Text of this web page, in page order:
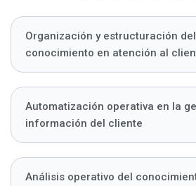
Organización y estructuración del
conocimiento en atención al
Automatización operativa en la
información del cliente
Análisis operativo del